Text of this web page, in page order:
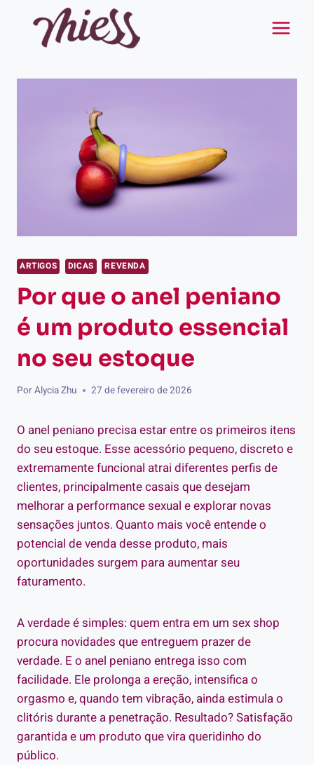
ARTIGOS DICAS REVENDA
Por que o anel peniano
é um produto essencial
no seu estoque
PorAlycia Zhu 27 de fevereiro de 2026
O anel peniano precisa estar entre os primeiros itens
do seu estoque. Esse acessório pequeno, discreto e
extremamente funcional atrai diferentes perfis de
clientes, principalmente casais que desejam
melhorar a performance sexual e explorar novas
sensações juntos. Quanto mais você entende o
potencial de venda desse produto, mais
oportunidades surgem para aumentar seu
faturamento.
A verdade é simples: quem entra em um sex shop
procura novidades que entreguem prazer de
verdade. E o anel peniano entrega isso com
facilidade. Ele prolonga a ereção, intensifica o
orgasmo e, quando tem vibração, ainda estimula o
clitóris durante a penetração. Resultado? Satisfação
garantida e um produto que vira queridinho do
público.